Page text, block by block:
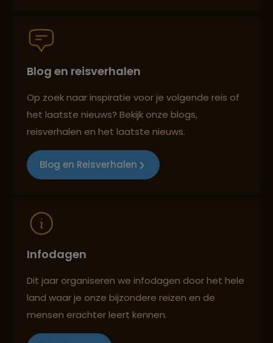
Persoonlijk en deskundig reisadvies
Best beoordeelde reisroutes
Blog en reisverhalen
Op zoek naar inspiratie voor je volgende reis of
het laatste nieuws? Bekijk onze blogs,
reisverhalen en het laatste nieuws.
Blog en Reisverhalen
Infodagen
Dit jaar organiseren we infodagen door het hele
land waar je onze bijzondere reizen en de
mensen erachter leert kennen.